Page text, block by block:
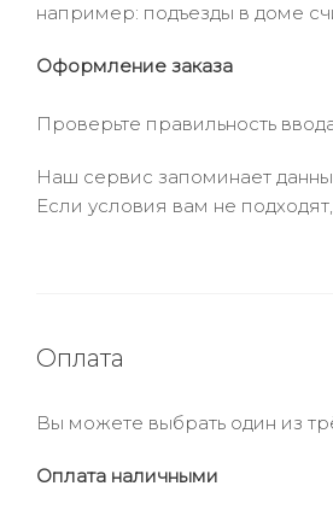
например: подъезды в доме
Оформление заказа
Проверьте правильность
Наш сервис запоминает
Если условия вам не
Оплата
Вы можете выбрать один из
Оплата наличными